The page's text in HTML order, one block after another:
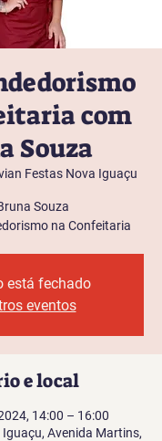
com
Souza
Festas Nova Iguaçu
Souza
na Confeitaria
está fechado
eventos
e local
14:00 – 16:00
Avenida Martins,